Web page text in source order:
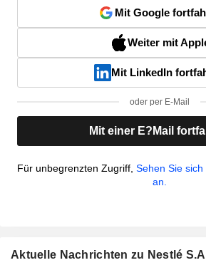
Mit Google
Weiter mit
Mit LinkedIn
oder per E-Mail
Mit einer E?Mail
Für unbegrenzten Zugriff, Sehen Sie
an.
Aktuelle Nachrichten zu Nestlé